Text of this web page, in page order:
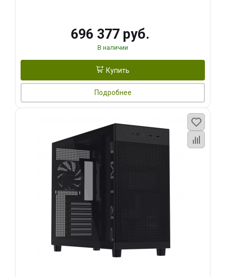
696 377 руб.
В наличии
Купить
Подробнее